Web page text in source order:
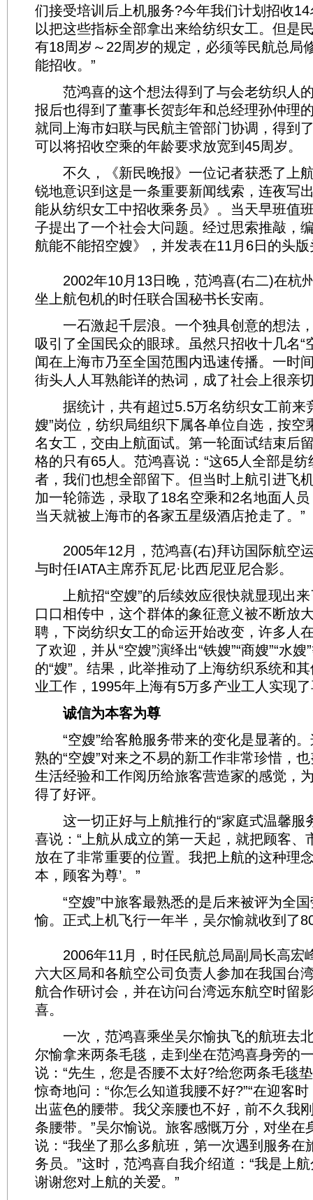
们接受培训后上机服务?今年我们计划招收
以把这些指标全部拿出来给纺织女工。但是
有18周岁～22周岁的规定，必须等民航总局
能招收。”
范鸿喜的这个想法得到了与会老纺织人
报后也得到了董事长贺彭年和总经理孙仲理
就同上海市妇联与民航主管部门协调，得到
可以将招收空乘的年龄要求放宽到45周岁。
不久，《新民晚报》一位记者获悉了上
锐地意识到这是一条重要新闻线索，连夜写
能从纺织女工中招收乘务员》。当天早班值
子提出了一个社会大问题。经过思索推敲，
航能不能招空嫂》，并发表在11月6日的头版
2002年10月13日晚，范鸿喜(右二)在杭
坐上航包机的时任联合国秘书长安南。
一石激起千层浪。一个独具创意的想法
吸引了全国民众的眼球。虽然只招收十几名“
闻在上海市乃至全国范围内迅速传播。一时
街头人人耳熟能详的热词，成了社会上很亲
据统计，共有超过5.5万名纺织女工前来
嫂”岗位，纺织局组织下属各单位自选，按空
名女工，交由上航面试。第一轮面试结束后
格的只有65人。范鸿喜说：“这65人全部是
者，我们也想全部留下。但当时上航引进飞
加一轮筛选，录取了18名空乘和2名地面人
当天就被上海市的各家五星级酒店抢走了。”
2005年12月，范鸿喜(右)拜访国际航空运
与时任IATA主席乔瓦尼·比西尼亚尼合影。
上航招“空嫂”的后续效应很快就显现出来
口口相传中，这个群体的象征意义被不断放
聘，下岗纺织女工的命运开始改变，许多人
了欢迎，并从“空嫂”演绎出“铁嫂”“商嫂”“水
的“嫂”。结果，此举推动了上海纺织系统和
业工作，1995年上海有5万多产业工人实现
诚信为本客为尊
“空嫂”给客舱服务带来的变化是显著的。
熟的“空嫂”对来之不易的新工作非常珍惜，
生活经验和工作阅历给旅客营造家的感觉，
得了好评。
这一切正好与上航推行的“家庭式温馨服
喜说：“上航从成立的第一天起，就把顾客、
放在了非常重要的位置。我把上航的这种理
本，顾客为尊’。”
“空嫂”中旅客最熟悉的是后来被评为全国
愉。正式上机飞行一年半，吴尔愉就收到了
2006年11月，时任民航总局副局长高宏
六大区局和各航空公司负责人参加在我国台
航合作研讨会，并在访问台湾远东航空时留
喜。
一次，范鸿喜乘坐吴尔愉执飞的航班去
尔愉拿来两条毛毯，走到坐在范鸿喜身旁的
说：“先生，您是否腰不太好?给您两条毛毯
惊奇地问：“你怎么知道我腰不好?”“在迎客
出蓝色的腰带。我父亲腰也不好，前不久我
条腰带。”吴尔愉说。旅客感慨万分，对坐在
说：“我坐了那么多航班，第一次遇到服务在
务员。”这时，范鸿喜自我介绍道：“我是上
谢谢您对上航的关爱。”